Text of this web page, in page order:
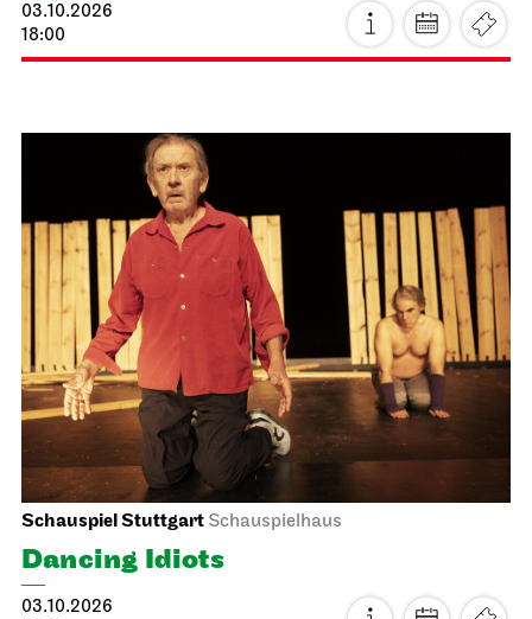
03.10.2026
18:00
Schauspiel Stuttgart Schauspielhaus
Dancing Idiots
03.10.2026